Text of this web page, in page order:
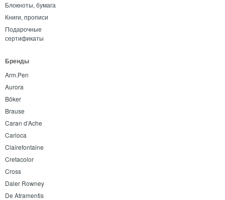
Блокноты, бумага
Книги, прописи
Подарочные
сертификаты
Бренды
Arm.Pen
Aurora
Böker
Brause
Caran d’Ache
Carioca
Clairefontaine
Cretacolor
Cross
Daler Rowney
De Atramentis